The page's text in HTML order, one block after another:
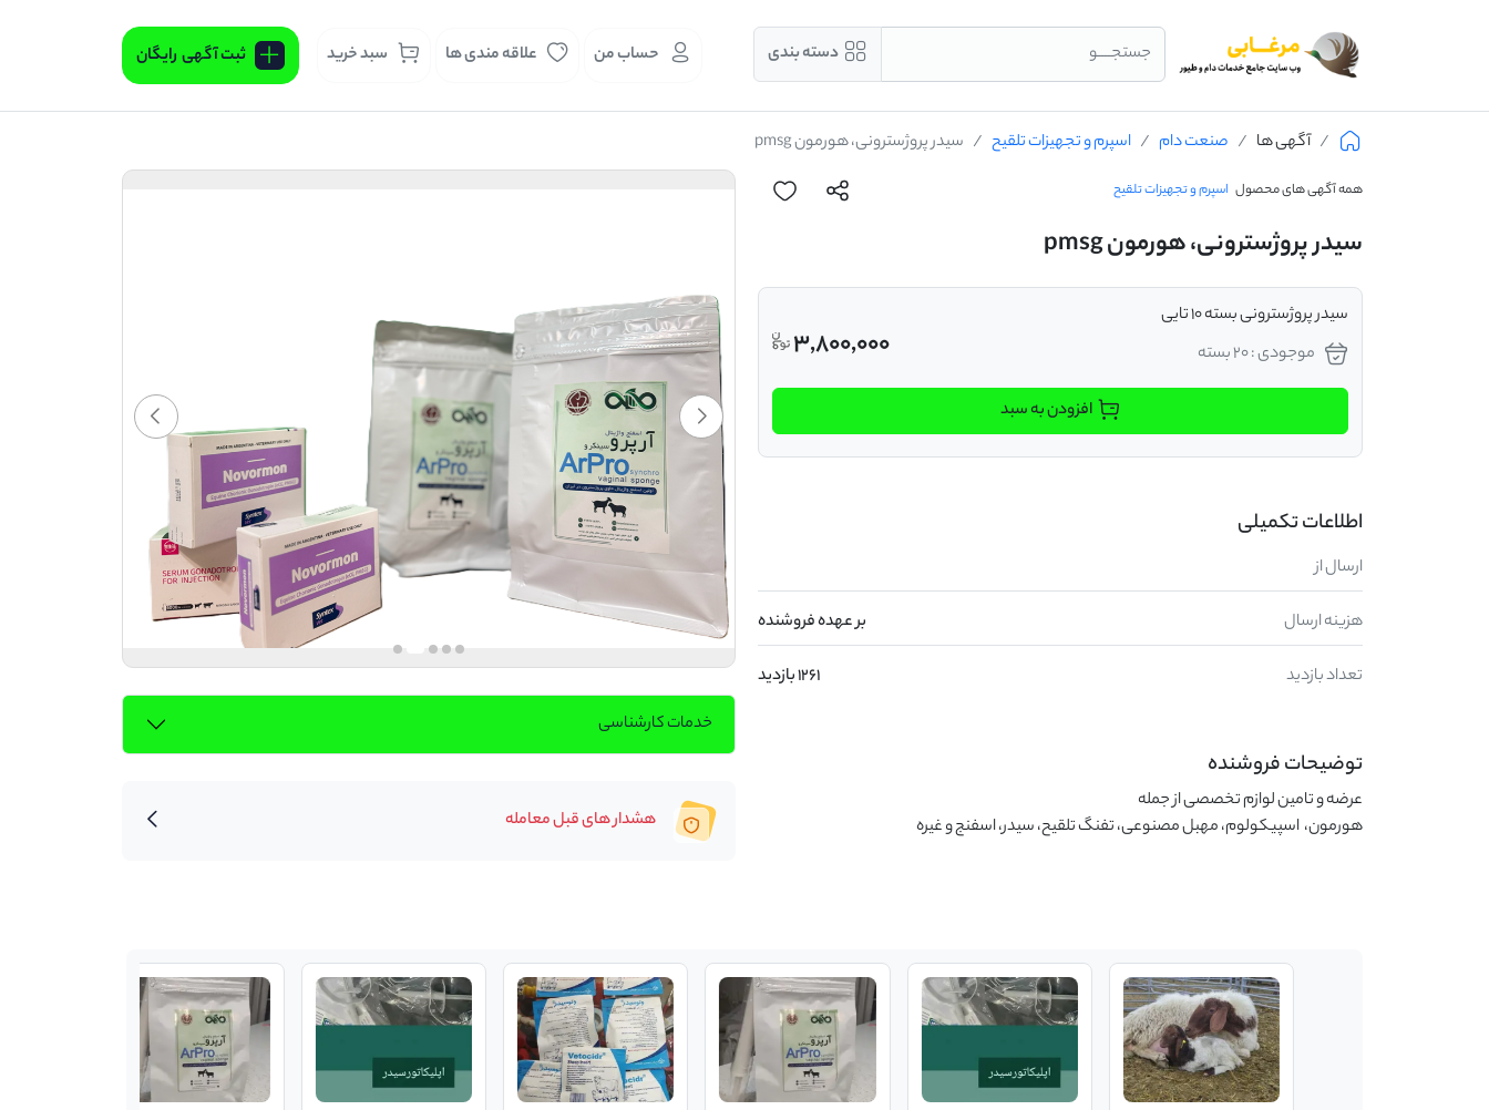
جستجــــو دسته بندی حساب من علاقه مندی ها سبد خرید ثبت آگهی رایگان
آگهی ها صنعت دام اسپرم و تجهیزات تلقیح سیدر پروژسترونی، هورمون pmsg
همه آگهی های محصول اسپرم و تجهیزات تلقیح
سیدر پروژسترونی، هورمون pmsg
سیدر پروژسترونی بسته 10 تایی
موجودی : 20 بسته
3,800,000
افزودن به سبد
اطلاعات تکمیلی
ارسال از
هزینه ارسال بر عهده فروشنده
تعداد بازدید 1261 بازدید
توضیحات فروشنده
هورمون،  اسپیکولوم، مهبل مصنوعی، تفنگ تلقیح، سیدر، اسفنج و غیره
خدمات کارشناسی
هشدار های قبل معامله